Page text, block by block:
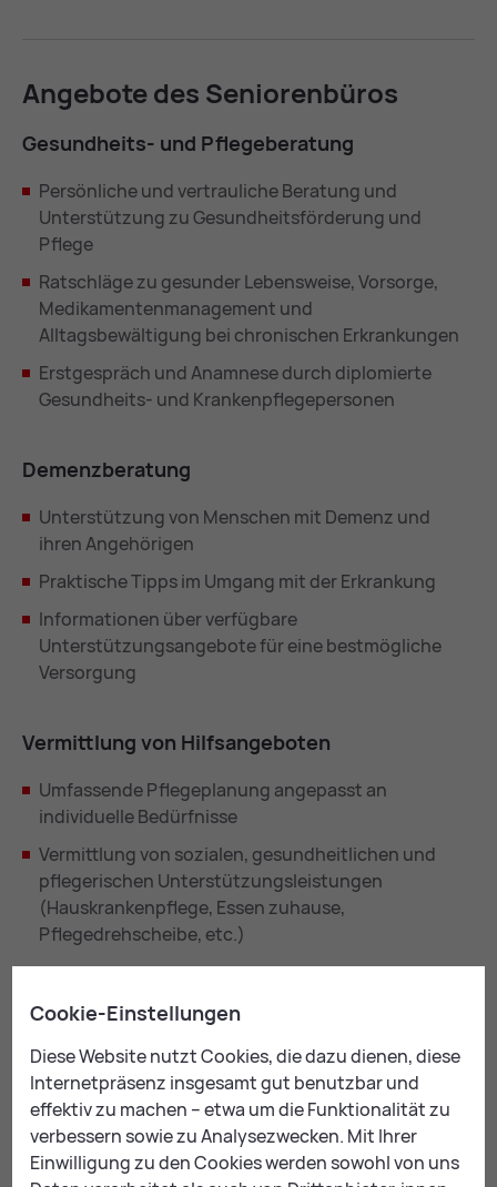
An­ge­bo­te des Se­nio­ren­bü­ros
Ge­sund­heits- und Pfle­ge­be­ra­tung
Persönliche und vertrauliche Beratung und
Unterstützung zu Gesundheitsförderung und
Pflege
Ratschläge zu gesunder Lebensweise, Vorsorge,
Medikamentenmanagement und
Alltagsbewältigung bei chronischen Erkrankungen
Erstgespräch und Anamnese durch diplomierte
Gesundheits- und Krankenpflegepersonen
De­menz­be­ra­tung
Unterstützung von Menschen mit Demenz und
ihren Angehörigen
Praktische Tipps im Umgang mit der Erkrankung
Informationen über verfügbare
Unterstützungsangebote für eine bestmögliche
Versorgung
Ver­mitt­lung von Hilfs­an­ge­bo­ten
Umfassende Pflegeplanung angepasst an
individuelle Bedürfnisse
Vermittlung von sozialen, gesundheitlichen und
pflegerischen Unterstützungsleistungen
(Hauskrankenpflege, Essen zuhause,
Pflegedrehscheibe, etc.)
Ge­sund­heits­för­de­rung und Prä­ven­ti­on
Informationen zu den Angeboten des Vitalpasses
für Senioren
Tipps zu Bewegung, Ernährung und mentale Fitness
Cookie-Einstellungen
Diese Website nutzt Cookies, die dazu dienen, diese
Internetpräsenz insgesamt gut benutzbar und
effektiv zu machen – etwa um die Funktionalität zu
verbessern sowie zu Analysezwecken. Mit Ihrer
Einwilligung zu den Cookies werden sowohl von uns